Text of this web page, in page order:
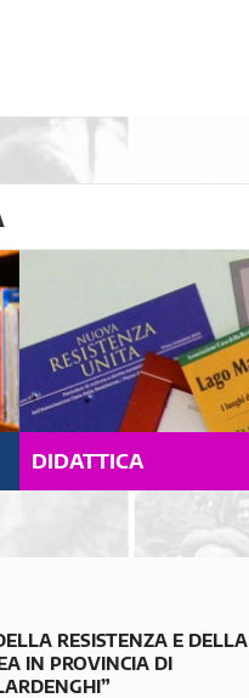
DIDATTICA
RESISTENZA E DELLA
IN PROVINCIA DI